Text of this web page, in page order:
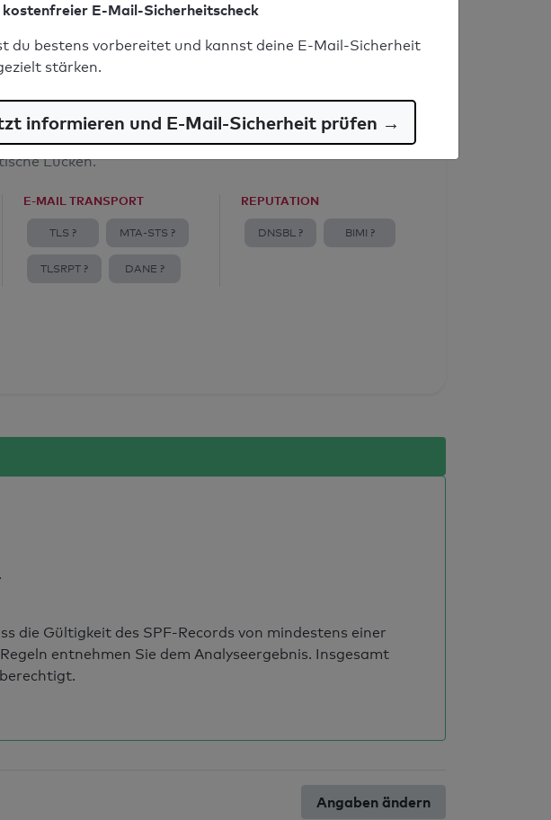
Lücken.
E-MAIL TRANSPORT
TLS ? MTA-STS ?
TLSRPT ? DANE ?
REPUTATION
DNSBL ? BIMI ?
die Gültigkeit des SPF-Records von mindestens einer
entnehmen Sie dem Analyseergebnis. Insgesamt
Angaben ändern
kostenfreier E-Mail-Sicherheitscheck
du bestens vorbereitet und kannst deine E-Mail-Sicherheit
stärken.
informieren und E-Mail-Sicherheit prüfen →